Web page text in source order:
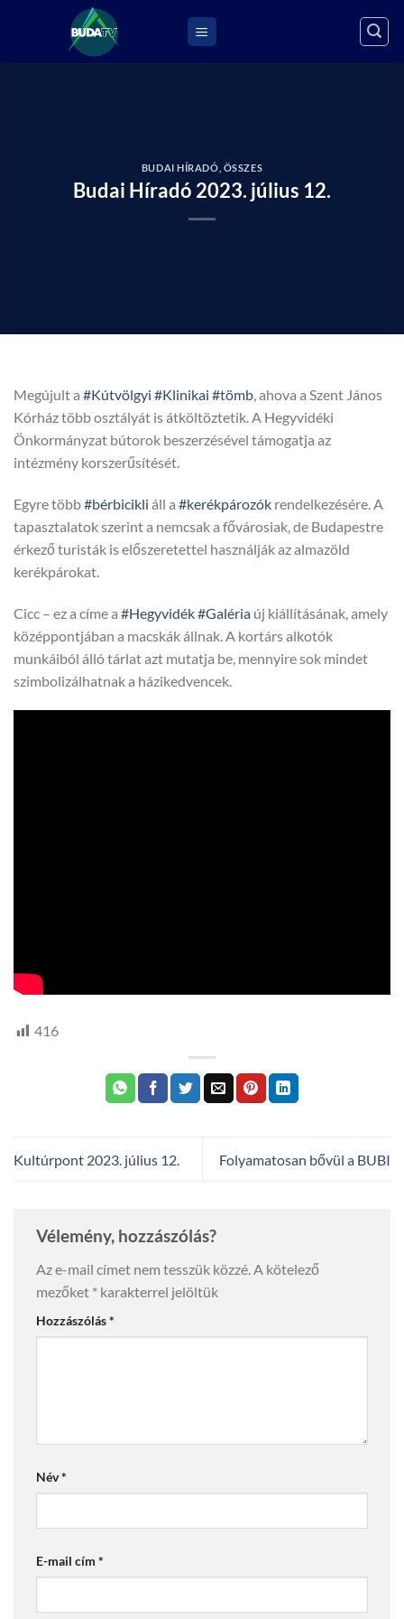
BUDAI HÍRADÓ ÖSSZES
Budai Híradó 2023. július 12.
Megújult a #Kútvölgyi #Klinikai #tömb, ahova a Szent János
Kórház több osztályát is átköltöztetik. A Hegyvidéki
Önkormányzat bútorok beszerzésével támogatja az
intézmény korszerűsítését.
Egyre több#bérbicikli áll a #kerékpározók rendelkezésére. A
tapasztalatok szerint a nemcsak a fővárosiak, de Budapestre
érkező turisták is előszeretettel használják az almazöld
kerékpárokat.
Cicc – ez a címe a #Hegyvidék#Galéria új kiállításának, amely
középpontjában a macskák állnak. A kortárs alkotók
munkáiból álló tárlat azt mutatja be, mennyire sok mindet
szimbolizálhatnak a házikedvencek.
416
Kultúrpont 2023. július 12. Folyamatosan bővül a BUBI
Vélemény, hozzászólás?
Az e-mail címet nem tesszük közzé.A kötelező
mezőket * karakterrel jelöltük
Hozzászólás*
Név*
E-mail cím *